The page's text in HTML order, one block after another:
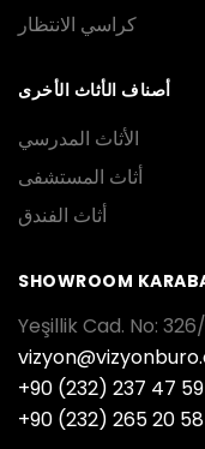
كراسي الانتظار
أصناف الأثاث الأخرى
الأثاث المدرسي
أثاث المستشفى
أثاث الفندق
SHOWROOM
Yeşillik Cad. No:
+90 (232) 237 47 59
+90 (232) 265 20 58